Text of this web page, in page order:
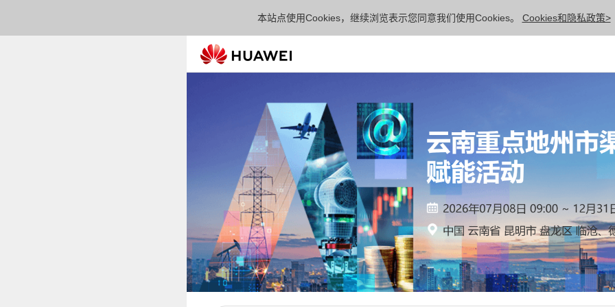
本站点使用Cookies，继续浏览表示您同意我们使用Cookies。 Cookies和隐私政策>